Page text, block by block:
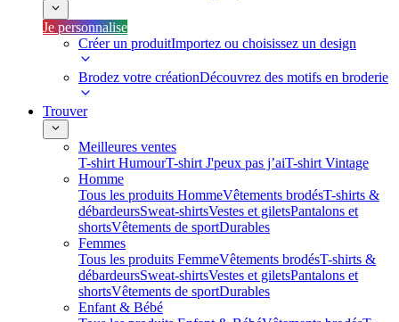
Je personnalise
Créer un produitImportez ou choisissez un design
Brodez votre créationDécouvrez des motifs en broderie
Trouver
Meilleures ventes
T-shirt HumourT-shirt J'peux pas j’aiT-shirt Vintage
Homme
Tous les produits HommeVêtements brodésT-shirts &
débardeursSweat-shirtsVestes et giletsPantalons et
shortsVêtements de sportDurables
Femmes
Tous les produits FemmeVêtements brodésT-shirts &
débardeursSweat-shirtsVestes et giletsPantalons et
shortsVêtements de sportDurables
Enfant & Bébé